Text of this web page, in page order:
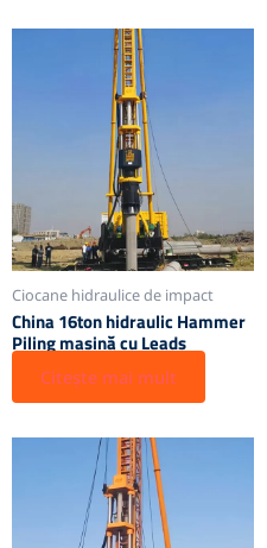
Ciocane hidraulice de impact
China 16ton hidraulic Hammer
Piling mașină cu Leads
Citește mai mult